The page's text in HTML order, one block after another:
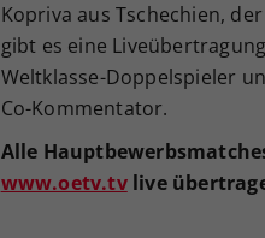
Kopriva aus Tschechien,
gibt es eine Liveübertragung
Weltklasse-Doppelspieler
Co-Kommentator.
Alle
www.oetv.tvlive